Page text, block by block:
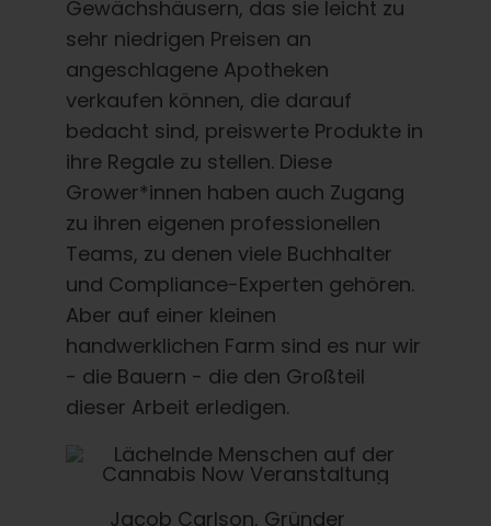
Gewächshäusern, das sie leicht zu
sehr niedrigen Preisen an
angeschlagene Apotheken
verkaufen können, die darauf
bedacht sind, preiswerte Produkte in
ihre Regale zu stellen. Diese
Grower*innen haben auch Zugang
zu ihren eigenen professionellen
Teams, zu denen viele Buchhalter
und Compliance-Experten gehören.
Aber auf einer kleinen
handwerklichen Farm sind es nur wir
- die Bauern - die den Großteil
dieser Arbeit erledigen.
Jacob Carlson, Gründer